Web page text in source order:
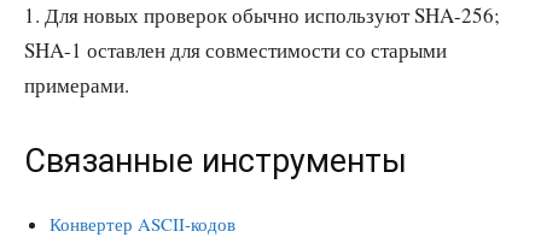
1. Для новых проверок обычно используют SHA-256;
SHA-1 оставлен для совместимости со старыми
примерами.
Связанные инструменты
Конвертер ASCII-кодов